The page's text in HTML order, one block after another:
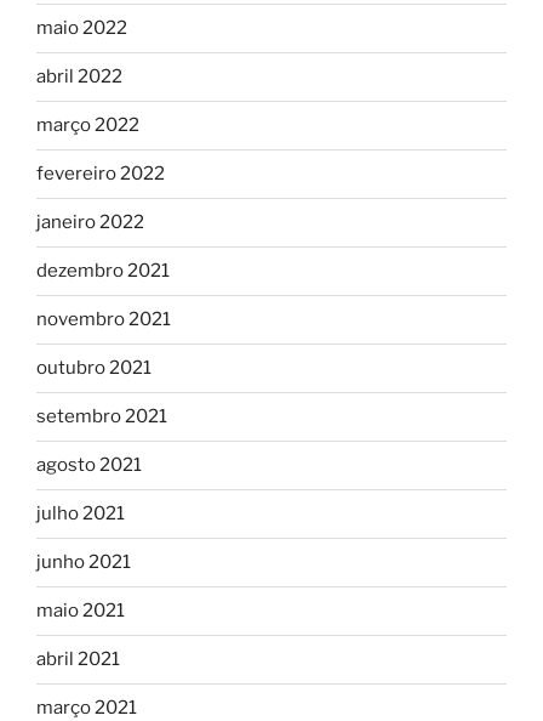
maio 2022
abril 2022
março 2022
fevereiro 2022
janeiro 2022
dezembro 2021
novembro 2021
outubro 2021
setembro 2021
agosto 2021
julho 2021
junho 2021
maio 2021
abril 2021
março 2021